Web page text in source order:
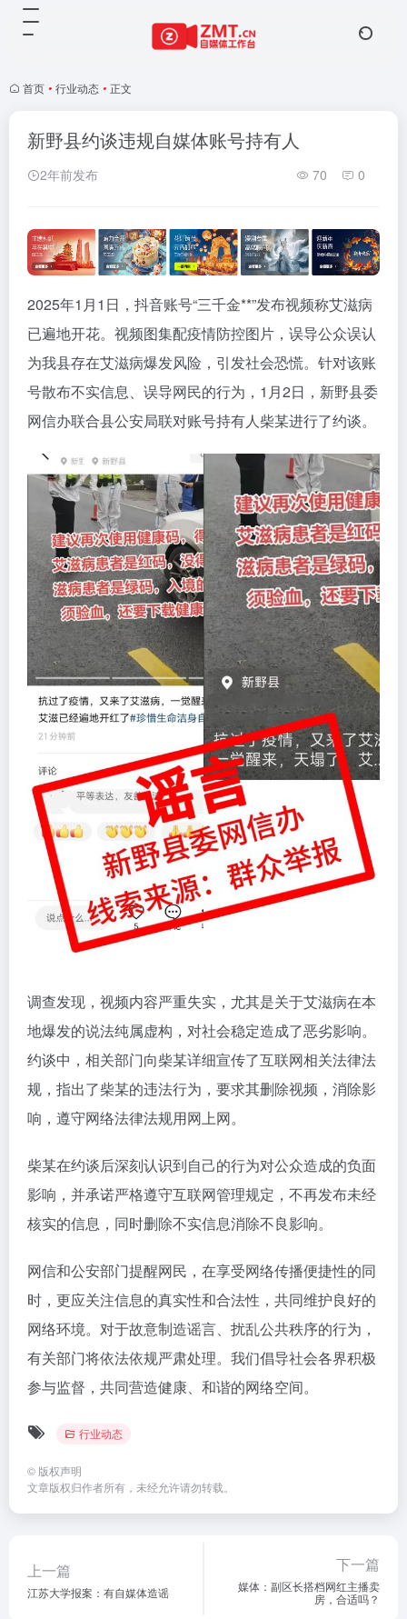
首页 • 行业动态 • 正文
新野县约谈违规自媒体账号持有人
2年前发布 70 0
2025年1月1日，抖音账号“三千金**”发布视频称艾滋病
已遍地开花。视频图集配疫情防控图片，误导公众误认
为我县存在艾滋病爆发风险，引发社会恐慌。针对该账
号散布不实信息、误导网民的行为，1月2日，新野县委
网信办联合县公安局联对账号持有人柴某进行了约谈。
调查发现，视频内容严重失实，尤其是关于艾滋病在本
地爆发的说法纯属虚构，对社会稳定造成了恶劣影响。
约谈中，相关部门向柴某详细宣传了互联网相关法律法
规，指出了柴某的违法行为，要求其删除视频，消除影
响，遵守网络法律法规用网上网。
柴某在约谈后深刻认识到自己的行为对公众造成的负面
影响，并承诺严格遵守互联网管理规定，不再发布未经
核实的信息，同时删除不实信息消除不良影响。
网信和公安部门提醒网民，在享受网络传播便捷性的同
时，更应关注信息的真实性和合法性，共同维护良好的
网络环境。对于故意制造谣言、扰乱公共秩序的行为，
有关部门将依法依规严肃处理。我们倡导社会各界积极
参与监督，共同营造健康、和谐的网络空间。
行业动态
© 版权声明
文章版权归作者所有，未经允许请勿转载。
上一篇
江苏大学报案：有自媒体造谣
下一篇
媒体：副区长搭档网红主播卖
房，合适吗？